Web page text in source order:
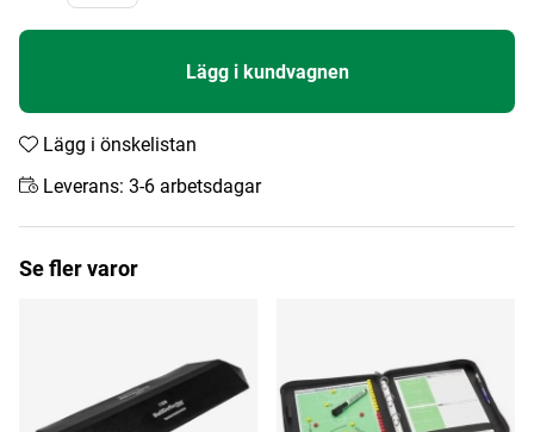
Lägg i kundvagnen
Lägg i önskelistan
Leverans: 3-6 arbetsdagar
Se fler varor